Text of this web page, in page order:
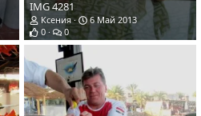
IMG 4281
Ксения
6 Май 2013
0
0